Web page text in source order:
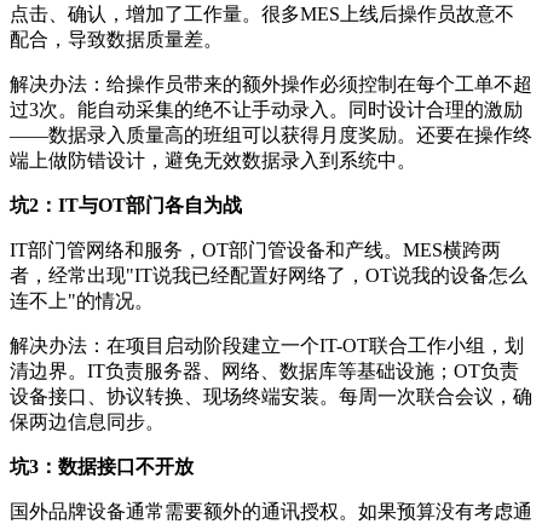
点击、确认，增加了工作量。很多MES上线后操作员故意不
配合，导致数据质量差。
解决办法：给操作员带来的额外操作必须控制在每个工单不超
过3次。能自动采集的绝不让手动录入。同时设计合理的激励
——数据录入质量高的班组可以获得月度奖励。还要在操作终
端上做防错设计，避免无效数据录入到系统中。
坑2：IT与OT部门各自为战
IT部门管网络和服务，OT部门管设备和产线。MES横跨两
者，经常出现"IT说我已经配置好网络了，OT说我的设备怎么
连不上"的情况。
解决办法：在项目启动阶段建立一个IT-OT联合工作小组，划
清边界。IT负责服务器、网络、数据库等基础设施；OT负责
设备接口、协议转换、现场终端安装。每周一次联合会议，确
保两边信息同步。
坑3：数据接口不开放
国外品牌设备通常需要额外的通讯授权。如果预算没有考虑通